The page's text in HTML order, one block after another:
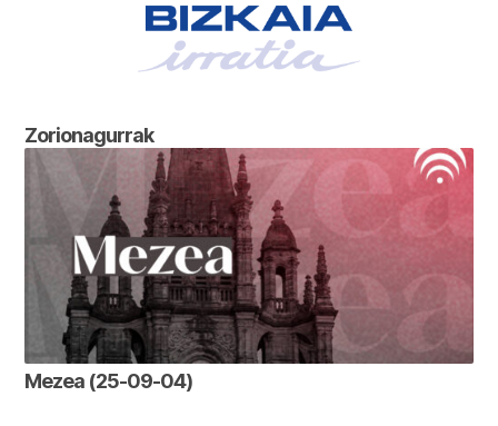
Zorionagurrak
Mezea (25-09-04)